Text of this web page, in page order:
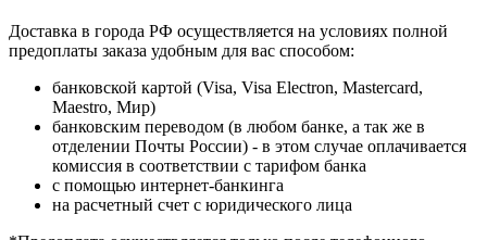
Доставка в города РФ осуществляется на условиях полной
предоплаты заказа удобным для вас способом:
банковской картой (Visa, Visa Electron, Mastercard,
Maestro, Мир)
банковским переводом (в любом банке, а так же в
отделении Почты России) - в этом случае оплачивается
комиссия в соответствии с тарифом банка
с помощью интернет-банкинга
на расчетный счет с юридического лица